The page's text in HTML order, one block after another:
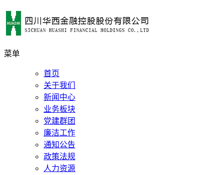
菜单
首页
关于我们
新闻中心
业务板块
党建群团
廉洁工作
通知公告
政策法规
人力资源